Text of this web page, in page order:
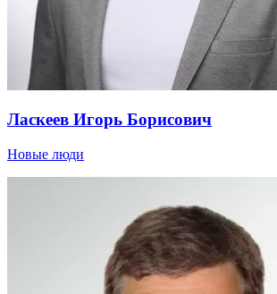
Ласкеев Игорь Борисович
Новые люди